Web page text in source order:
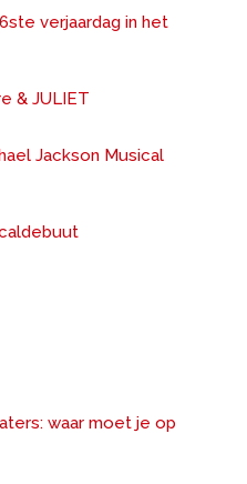
verjaardag in het
& JULIET
Jackson Musical
waar moet je op